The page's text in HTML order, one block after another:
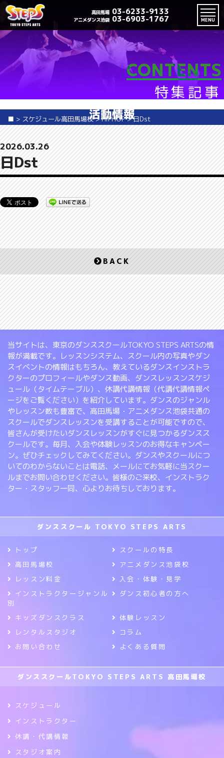
高田馬場 03-6233-9133
アニメダンス池袋 03-6903-1767 MENU
CONTENTS
特集記事
■ > スケジュール高田馬場校>HIPHOP>日Dst
活動情報
2026.03.26
日Dst
BACK
当サイトは、東京のダンススクールTOKYO STEPS ARTSの情
報が満載です。レッスンシステム、スクール内の写真やダン
スイベントの情報はもちろん、教えているダンスインストラ
クターのプロフィールやダンス動画、ダンスレッスンスケジ
ュール（タイムテーブル）、休講代講情報（代講代講情報ペ
ージをご覧ください）を紹介しています。ダンスのジャンル
やレッスン数も豊富で、高田馬場・アニメダンス池袋共通の
スクールでダンスレッスンを受講することが可能ですので、
皆さんが受けたいダンスレッスンがすぐに見つかるダンスス
クールです。毎月、入会や体験レッスンのお得なキャンペー
ン。ぜひチェックしてみてください。ダンスやスクールにつ
いてのわからないことは電話、メールにてお気軽に当スクー
ルまでお問い合わせください。皆様のご来校、インストラク
ター・スタッフ一同、心よりお待ちしております。
ダンススクール TOKYO STEPS ARTS
トップ
スクールの特長
高田馬場校
アニメダンス池袋校
レッスン料金
入会・体験・見学
インストラクタージャンル
別
ダンス初心者の方へ
キッズダンスクラス
体験レッスン
レンタルスタジオ
コラム
お問い合わせ
よくある質問
ダンススクールTOKYO STEPS ARTS 高田馬場校
スケジュール
インストラクター
休講・代講情報
スタジオ案内